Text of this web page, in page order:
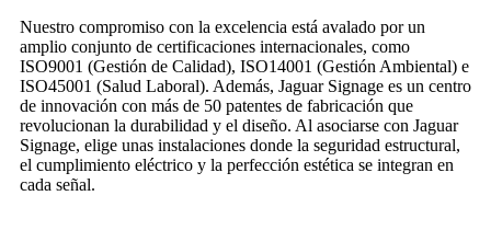
Nuestro compromiso con la excelencia está avalado por un
amplio conjunto de certificaciones internacionales, como
ISO9001 (Gestión de Calidad), ISO14001 (Gestión Ambiental) e
ISO45001 (Salud Laboral). Además, Jaguar Signage es un centro
de innovación con más de 50 patentes de fabricación que
revolucionan la durabilidad y el diseño. Al asociarse con Jaguar
Signage, elige unas instalaciones donde la seguridad estructural,
el cumplimiento eléctrico y la perfección estética se integran en
cada señal.